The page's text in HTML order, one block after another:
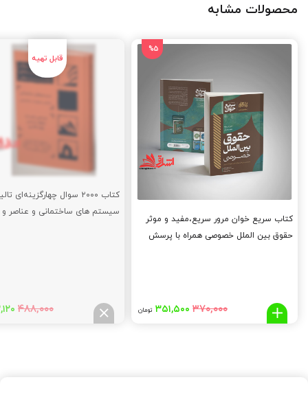
محصولات مشابه
کتاب سریع خوان مرور سریع،مفید و موثر
حقوق بین الملل خصوصی همراه با پرسش
۳۷۰,۰۰۰ قیمت
۳۵۱,۵۰۰ تومانقیمت
کتاب ۲۰۰۰ سوال چهارگزینه‌ای
سیستم‌ های ساختمانی و عناصر و
۴۸۸,۰۰۰